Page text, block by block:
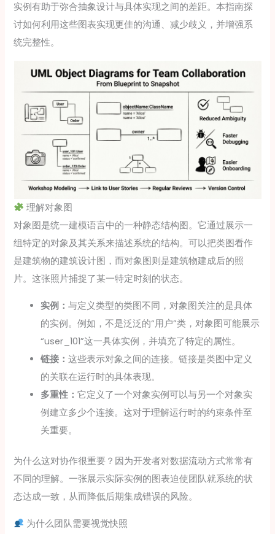
实例有助于弥合抽象设计与具体实现之间的差距。本指南探
讨如何利用这些图表实现更佳的沟通、减少歧义，并增强系
统完整性。
理解对象图
对象图是统一建模语言中的一种静态结构图。它通过展示一
组特定的对象及其关系来描述系统的结构。可以把类图看作
是建筑物的建筑设计图，而对象图则是建筑物建成后的照
片。这张照片捕捉了某一特定时刻的状态。
实例：与定义类型的类图不同，对象图关注的是具体
的实例。例如，不是泛泛的“用户”类，对象图可能展示
“user_101”这一具体实例，并填充了特定的属性。
链接：这些表示对象之间的连接。链接是类图中定义
的关联在运行时的具体表现。
多重性：它定义了一个对象实例可以与另一个对象实
例建立多少个连接。这对于理解运行时的约束条件至
关重要。
为什么这对协作很重要？因为开发者对数据流动方式常常有
不同的理解。一张展示实际实例的图表迫使团队就系统的状
态达成一致，从而降低后期集成错误的风险。
为什么团队需要视觉快照